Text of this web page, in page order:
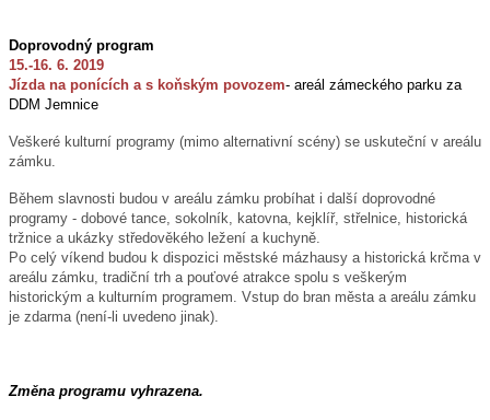
Doprovodný program
15.-16. 6. 2019
Jízda na ponících a s koňským povozem- areál zámeckého parku za
DDM Jemnice
Veškeré kulturní programy (mimo alternativní scény) se uskuteční v areálu
zámku.
Během slavnosti budou v areálu zámku probíhat i další doprovodné
programy - dobové tance, sokolník, katovna, kejklíř, střelnice, historická
tržnice a ukázky středověkého ležení a kuchyně.
Po celý víkend budou k dispozici městské mázhausy a historická krčma v
areálu zámku, tradiční trh a pouťové atrakce spolu s veškerým
historickým a kulturním programem. Vstup do bran města a areálu zámku
je zdarma (není-li uvedeno jinak).
Změna programu vyhrazena.